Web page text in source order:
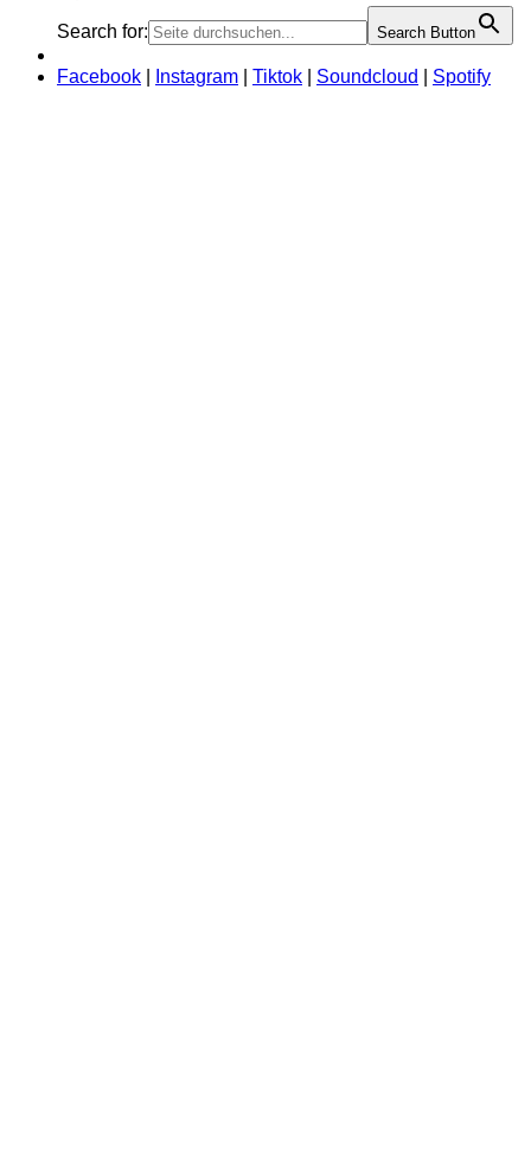
Search for: Search Button
Facebook Instagram Tiktok Soundcloud Spotify